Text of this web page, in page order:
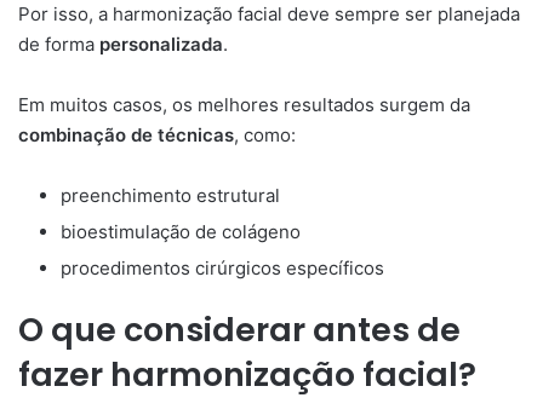
Por isso, a harmonização facial deve sempre ser planejada
de forma personalizada.
Em muitos casos, os melhores resultados surgem da
combinação de técnicas, como:
preenchimento estrutural
bioestimulação de colágeno
procedimentos cirúrgicos específicos
O que considerar antes de
fazer harmonização facial?